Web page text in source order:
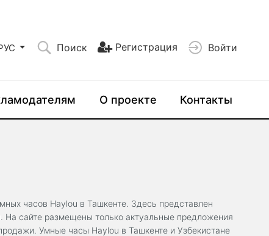
Поиск Регистрация Войти
О проекте Контакты
часов Haylou в Ташкенте. Здесь представлен
На сайте размещены только актуальные предложения
Умные часы Haylou в Ташкенте и Узбекистане